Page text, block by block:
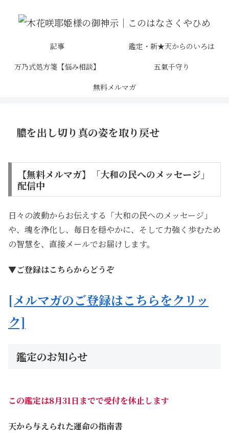
記事
鑑定・新★天からのいろは
万乃式処方箋【悩み相談】
五氣千守り
無料メルマガ
膿を出し切り真の姿を取り戻せ
【無料メルマガ】「大和の民へのメッセージ」
配信中
日々の波動からお伝えする「大和の民へのメッセージ」
や、魂を浄化し、毎日を穏やかに、そして力強く歩むため
の智慧を、直接メールでお届けします。
▼ご登録はこちらからどうぞ
[メルマガのご登録はこちらをクリッ
ク]
鑑定のお知らせ
この鑑定は8月31日までで受付を休止します
天から与えられた運命の指南書